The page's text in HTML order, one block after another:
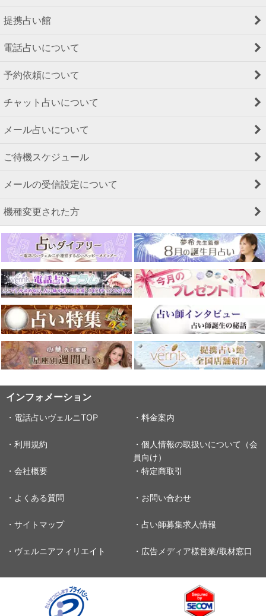
提携占い館
電話占いについて
予約依頼について
チャット占いについて
メール占いについて
ご待機スケジュール
メールの受信設定について
機種変更された方
インフォメーション
・電話占いヴェルニTOP ・料金案内
・利用規約
・個人情報の取扱いについて（会
員向け）
・会社概要
・特定商取引
・よくある質問 ・お問い合わせ
・サイトマップ ・占い師募集求人情報
・ヴェルニアフィリエイト ・広告メディア様営業/取材窓口